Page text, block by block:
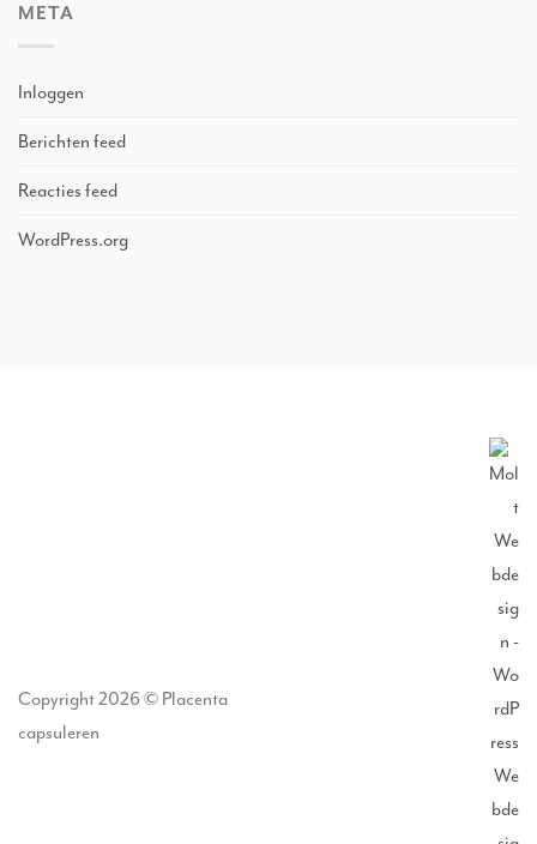
META
Inloggen
Berichten feed
Reacties feed
WordPress.org
Copyright 2026 © Placenta
capsuleren